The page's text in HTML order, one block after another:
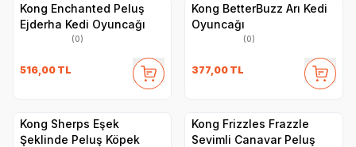
Kong Enchanted Peluş
Ejderha Kedi Oyuncağı
(0)
516,00 TL
Kong BetterBuzz Arı Kedi
Oyuncağı
(0)
377,00 TL
Kong Sherps Eşek
Şeklinde Peluş Köpek
Kong Frizzles Frazzle
Sevimli Canavar Peluş